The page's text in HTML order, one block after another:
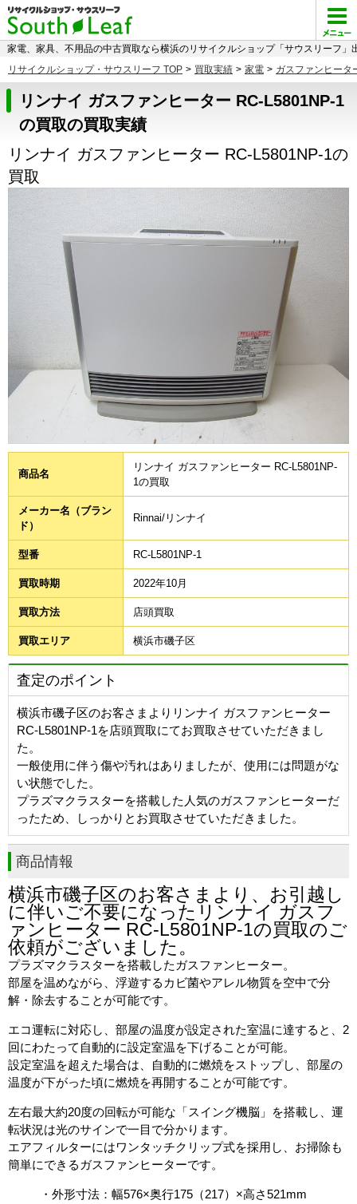
家電、家具、不用品の中古買取なら横浜のリサイクルショップ「サウスリーフ」
リサイクルショップ・サウスリーフ TOP > 買取実績 > 家電 > ガスファンヒータ
リンナイ ガスファンヒーター RC-L5801NP-1
の買取の買取実績
リンナイ ガスファンヒーター RC-L5801NP-1の
買取
商品名
リンナイ ガスファンヒーター RC-L5801NP-
1の買取
メーカー名（ブラン
ド）
Rinnai/リンナイ
型番 RC-L5801NP-1
買取時期 2022年10月
買取方法 店頭買取
買取エリア 横浜市磯子区
査定のポイント
横浜市磯子区のお客さまよりリンナイ ガスファンヒーター
RC-L5801NP-1を店頭買取にてお買取させていただきまし
た。
一般使用に伴う傷や汚れはありましたが、使用には問題がな
い状態でした。
プラズマクラスターを搭載した人気のガスファンヒーターだ
ったため、しっかりとお買取させていただきました。
商品情報
横浜市磯子区のお客さまより、お引越し
に伴いご不要になったリンナイ ガスフ
ァンヒーター RC-L5801NP-1の買取のご
依頼がございました。
プラズマクラスターを搭載したガスファンヒーター。
部屋を温めながら、浮遊するカビ菌やアレル物質を空中で分
解・除去することが可能です。
エコ運転に対応し、部屋の温度が設定された室温に達すると、2
回にわたって自動的に設定室温を下げることが可能。
設定室温を超えた場合は、自動的に燃焼をストップし、部屋の
温度が下がった頃に燃焼を再開することが可能です。
左右最大約20度の回転が可能な「スイング機脳」を搭載し、運
転状況は光のサインで一目で分かります。
エアフィルターにはワンタッチクリップ式を採用し、お掃除も
簡単にできるガスファンヒーターです。
・外形寸法：幅576×奥行175（217）×高さ521mm